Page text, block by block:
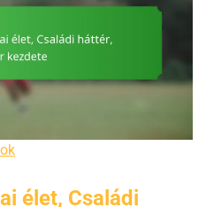
élet, Családi